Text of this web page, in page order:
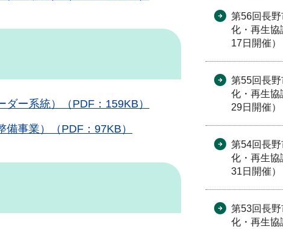
ー系統）（PDF：159KB）
事業）（PDF：97KB）
第56回長
化・再生協
17日開催）
第55回長
化・再生協
29日開催）
第54回長
化・再生協
31日開催）
第53回長
化・再生協